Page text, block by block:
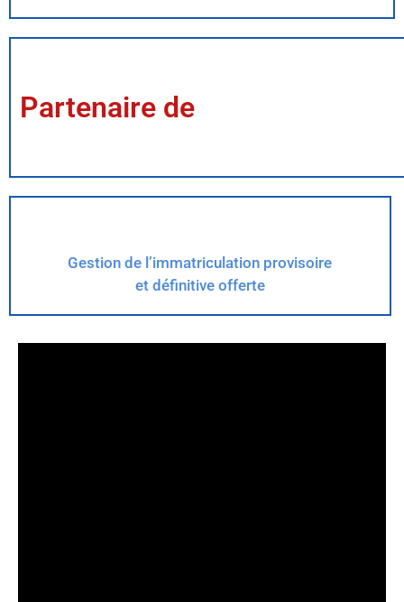
Partenaire de
Gestion de l’immatriculation provisoire
et définitive offerte